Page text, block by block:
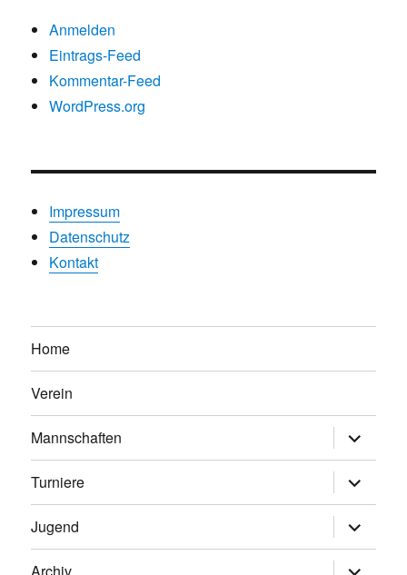
Anmelden
Eintrags-Feed
Kommentar-Feed
WordPress.org
Impressum
Datenschutz
Kontakt
Home
Verein
Mannschaften
anzeigen
Turniere
anzeigen
Jugend
anzeigen